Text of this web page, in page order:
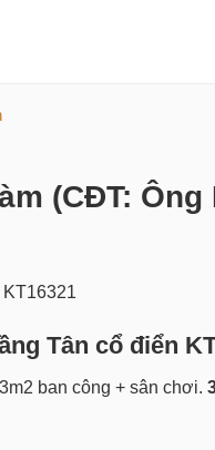
(CĐT: Ông
Tân cổ điển
ban công + sân chơi.